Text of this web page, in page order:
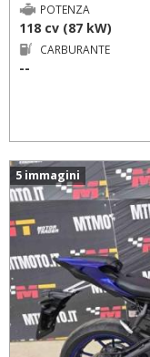
POTENZA
118 cv (87 kW)
CARBURANTE
--
5 immagini